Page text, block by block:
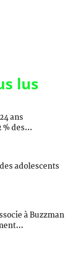
lus
ans
des...
adolescents
à Buzzman